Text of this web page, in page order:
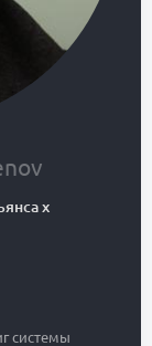
x
системы